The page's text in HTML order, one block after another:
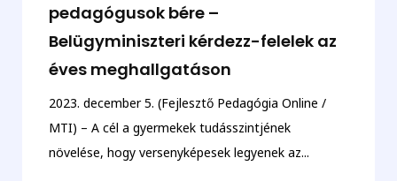
pedagógusok bére –
Belügyminiszteri kérdezz-felelek az
éves meghallgatáson
2023. december 5. (Fejlesztő Pedagógia Online /
MTI) – A cél a gyermekek tudásszintjének
növelése, hogy versenyképesek legyenek az...